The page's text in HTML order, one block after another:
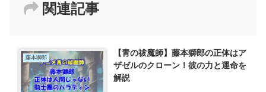
関連記事
藤本獅郎
【青の祓魔師】藤本獅郎の正体はア
ザゼルのクローン！彼の力と運命を
解説